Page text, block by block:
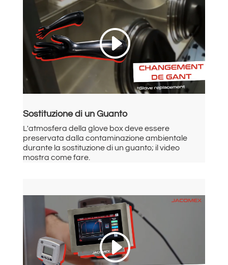
Sostituzione di un Guanto
L'atmosfera della glove box deve essere
preservata dalla contaminazione ambientale
durante la sostituzione di un guanto; il video
mostra come fare.